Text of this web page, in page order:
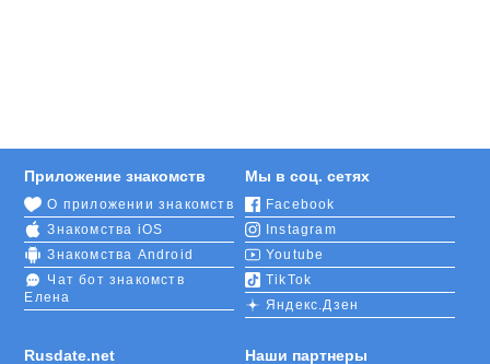
Rusdate.net
Приложение знакомств
О приложении знакомств
Знакомства iOS
Знакомства Android
Чат бот знакомств
Елена
Мы в соц. сетях
Facebook
Instagram
Youtube
TikTok
Яндекс.Дзен
Наши партнеры